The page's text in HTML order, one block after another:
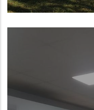
Cañamero